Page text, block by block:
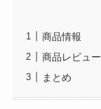
商品情報
商品レビュー
まとめ